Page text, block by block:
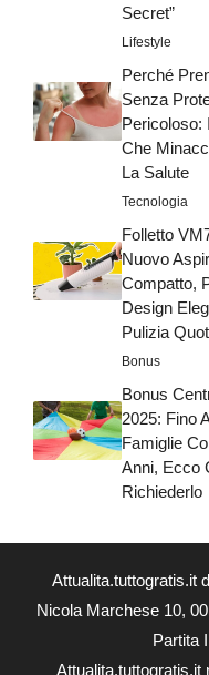
Secret”
Lifestyle
Perché
Senza
Pericoloso:
Che
La Salute
Tecnologia
Folletto
Nuovo
Compatto,
Design
Pulizia
Bonus
Bonus
2025: Fino
Famiglie
Anni, Ecco
Richiederlo
Attualita.tuttogratis.it
Nicola Marchese 10,
Partita
Attualita.tuttogratis.it